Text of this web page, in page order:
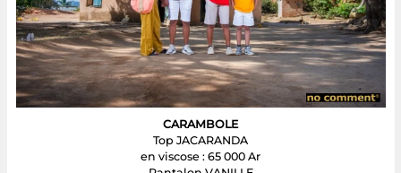
Top JACARANDA
en viscose : 65 000 Ar